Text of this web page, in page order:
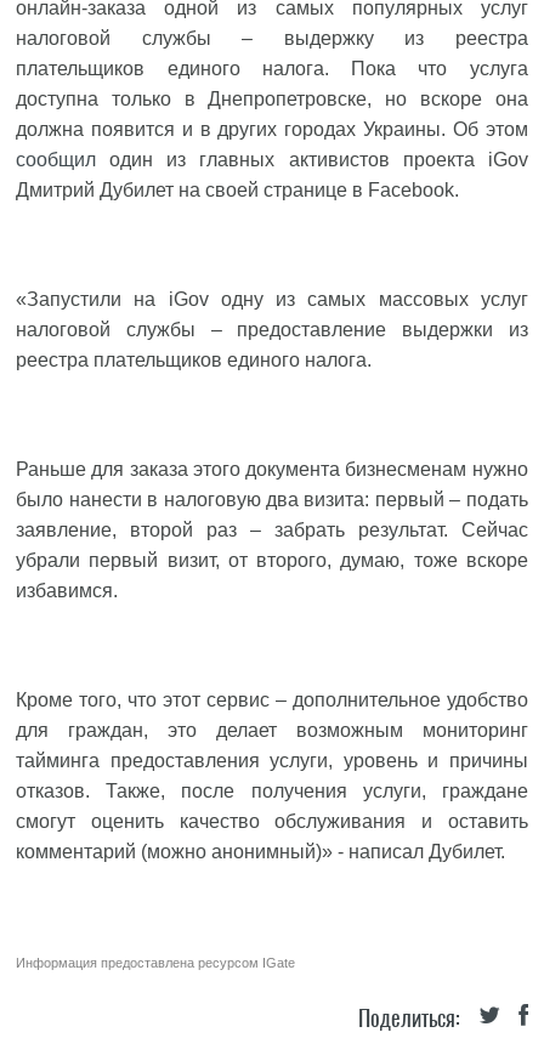
онлайн-заказа одной из самых популярных услуг
налоговой службы – выдержку из реестра
плательщиков единого налога. Пока что услуга
доступна только в Днепропетровске, но вскоре она
должна появится и в других городах Украины. Об этом
сообщил один из главных активистов проекта iGov
Дмитрий Дубилет на своей странице в Facebook.
«Запустили на iGov одну из самых массовых услуг
налоговой службы – предоставление выдержки из
реестра плательщиков единого налога.
Раньше для заказа этого документа бизнесменам нужно
было нанести в налоговую два визита: первый – подать
заявление, второй раз – забрать результат. Сейчас
убрали первый визит, от второго, думаю, тоже вскоре
избавимся.
Кроме того, что этот сервис – дополнительное удобство
для граждан, это делает возможным мониторинг
тайминга предоставления услуги, уровень и причины
отказов. Также, после получения услуги, граждане
смогут оценить качество обслуживания и оставить
комментарий (можно анонимный)» - написал Дубилет.
Информация предоставлена ресурсом IGate
Поделиться: